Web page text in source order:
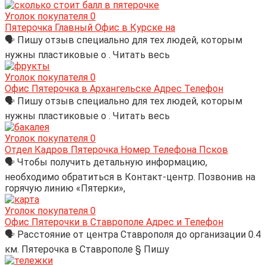
Уголок покупателя 0
Пятерочка Главный Офис в Курске на
🗣 Пишу отзыв специально для тех людей, которым
нужны пластиковые о . Читать весь
Уголок покупателя 0
Офис Пятерочка в Архангельске Адрес Телефон
🗣 Пишу отзыв специально для тех людей, которым
нужны пластиковые о . Читать весь
Уголок покупателя 0
Отдел Кадров Пятерочка Номер Телефона Псков
🗣 Чтобы получить детальную информацию,
необходимо обратиться в Контакт-центр. Позвонив на
горячую линию «Пятерки»,
Уголок покупателя 0
Офис Пятерочки в Ставрополе Адрес и Телефон
🗣 Расстояние от центра Ставрополя до организации 0.4
км. Пятерочка в Ставрополе § Пишу